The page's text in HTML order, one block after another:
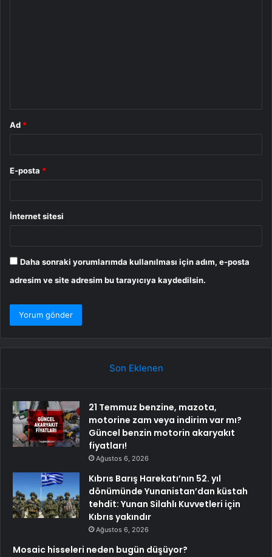
Ad *
E-posta *
İnternet sitesi
Daha sonraki yorumlarımda kullanılması için adım, e-posta
adresim ve site adresim bu tarayıcıya kaydedilsin.
Son Eklenen
21 Temmuz benzine, mazota,
motorine zam veya indirim var mı?
Güncel benzin motorin akaryakıt
fiyatları!
Ağustos 6, 2026
Kıbrıs Barış Harekatı’nın 52. yıl
dönümünde Yunanistan’dan küstah
tehdit: Yunan Silahlı Kuvvetleri için
Kıbrıs yakındır
Ağustos 6, 2026
Mosaic hisseleri neden bugün düşüyor?